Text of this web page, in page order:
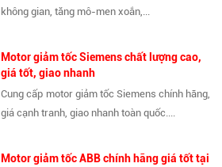
không gian, tăng mô-men xoắn,...
Motor giảm tốc Siemens chất lượng cao,
giá tốt, giao nhanh
Cung cấp motor giảm tốc Siemens chính hãng,
giá cạnh tranh, giao nhanh toàn quốc....
Motor giảm tốc ABB chính hãng giá tốt tại